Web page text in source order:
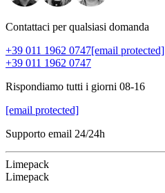
Contattaci per qualsiasi domanda
+39 011 1962 0747[email protected]
+39 011 1962 0747
Rispondiamo tutti i giorni 08-16
[email protected]
Supporto email 24/24h
Limepack
Limepack